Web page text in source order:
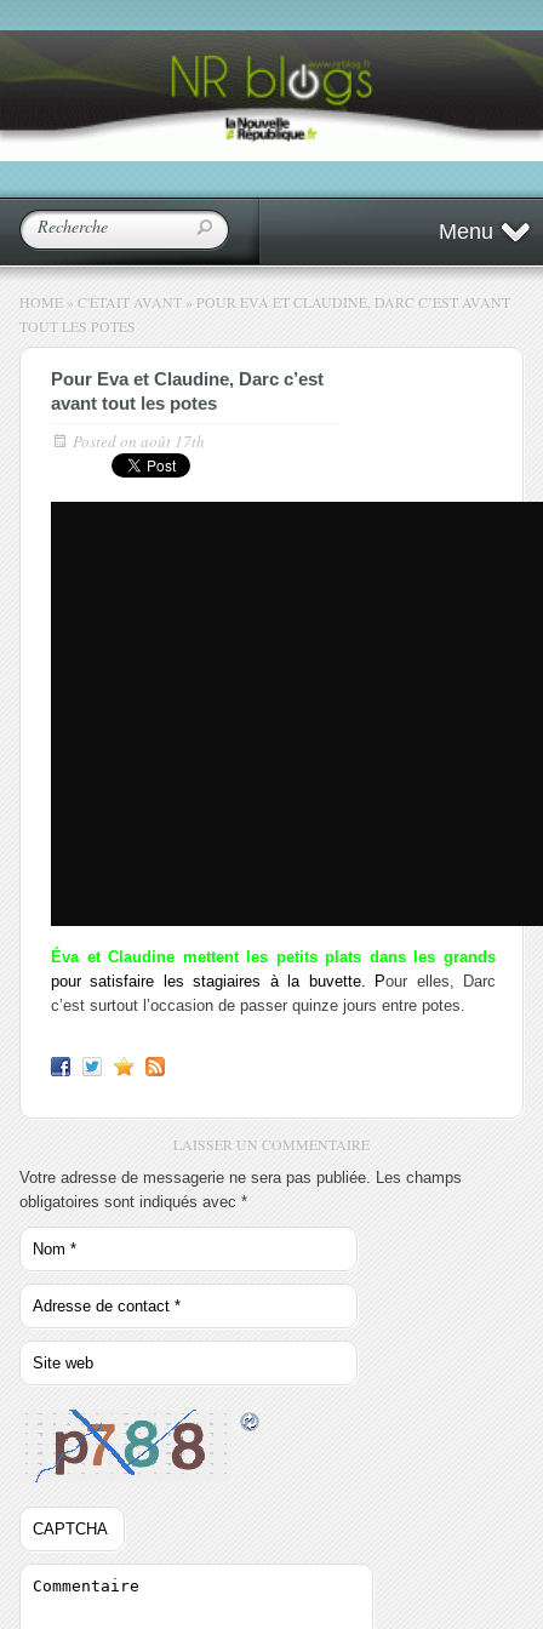
Menu
HOME » C'ÉTAIT AVANT » POUR EVA ET CLAUDINE, DARC C’EST AVANT
TOUT LES POTES
Pour Eva et Claudine, Darc c’est
avant tout les potes
Posted on août 17th
Éva et Claudine mettent les petits plats dans les grands
pour satisfaire les stagiaires à la buvette. Pour elles, Darc
c’est surtout l’occasion de passer quinze jours entre potes.
LAISSER UN COMMENTAIRE
Votre adresse de messagerie ne sera pas publiée. Les champs
obligatoires sont indiqués avec *